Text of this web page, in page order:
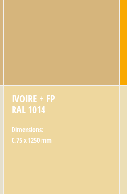
IVOIRE + FP
RAL 1014
Dimensions:
0,75 x 1250 mm